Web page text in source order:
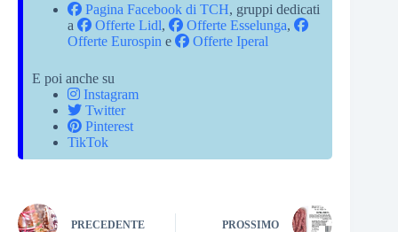
Pagina Facebook di TCH, gruppi dedicati
a
Offerte Lidl, Offerte Esselunga,
Offerte Eurospin e Offerte Iperal
E poi anche su
Instagram
Twitter
Pinterest
TikTok
PRECEDENTE PROSSIMO